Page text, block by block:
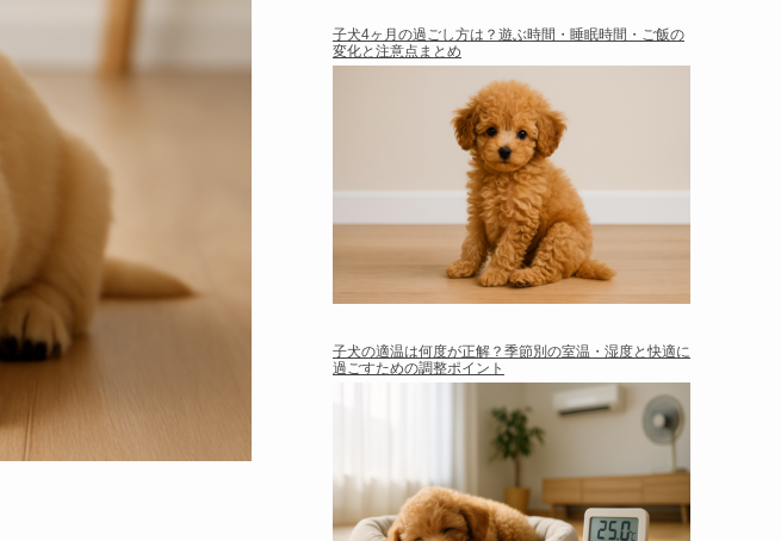
子犬4ヶ月の過ごし方は？遊ぶ時間・睡眠時間・ご飯の
変化と注意点まとめ
子犬の適温は何度が正解？季節別の室温・湿度と快適に
過ごすための調整ポイント